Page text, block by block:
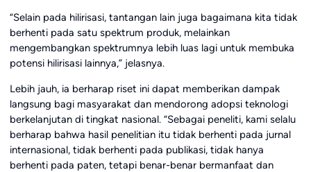
“Selain pada hilirisasi, tantangan lain juga bagaimana kita tidak
berhenti pada satu spektrum produk, melainkan
mengembangkan spektrumnya lebih luas lagi untuk membuka
potensi hilirisasi lainnya,” jelasnya.
Lebih jauh, ia berharap riset ini dapat memberikan dampak
langsung bagi masyarakat dan mendorong adopsi teknologi
berkelanjutan di tingkat nasional. “Sebagai peneliti, kami selalu
berharap bahwa hasil penelitian itu tidak berhenti pada jurnal
internasional, tidak berhenti pada publikasi, tidak hanya
berhenti pada paten, tetapi benar-benar bermanfaat dan